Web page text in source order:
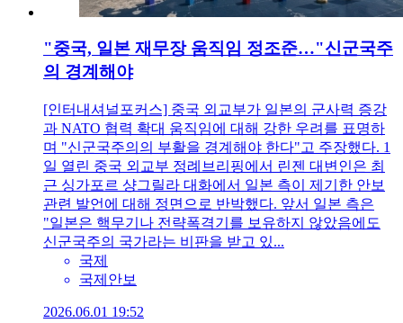
"중국, 일본 재무장 움직임 정조준…"신군국주
의 경계해야
[인터내셔널포커스] 중국 외교부가 일본의 군사력 증강
과 NATO 협력 확대 움직임에 대해 강한 우려를 표명하
며 "신군국주의의 부활을 경계해야 한다"고 주장했다. 1
일 열린 중국 외교부 정례브리핑에서 린젠 대변인은 최
근 싱가포르 샹그릴라 대화에서 일본 측이 제기한 안보
관련 발언에 대해 정면으로 반박했다. 앞서 일본 측은
"일본은 핵무기나 전략폭격기를 보유하지 않았음에도
신군국주의 국가라는 비판을 받고 있...
국제
국제안보
2026.06.01 19:52